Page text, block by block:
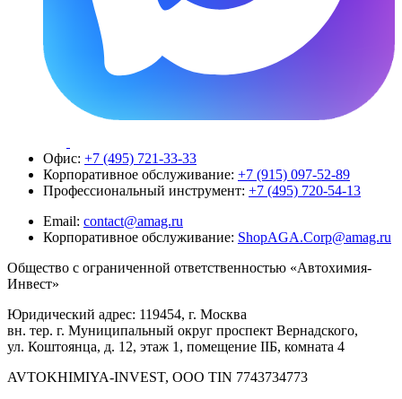
Офис: +7 (495) 721-33-33
Корпоративное обслуживание: +7 (915) 097-52-89
Профессиональный инструмент: +7 (495) 720-54-13
Email: contact@amag.ru
Корпоративное обслуживание: ShopAGA.Corp@amag.ru
Общество с ограниченной ответственностью «Автохимия-
Инвест»
Юридический адрес: 119454, г. Москва
вн. тер. г. Муниципальный округ проспект Вернадского,
ул. Коштоянца, д. 12, этаж 1, помещение IIБ, комната 4
AVTOKHIMIYA-INVEST, OOO TIN 7743734773